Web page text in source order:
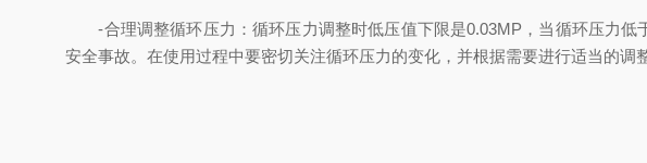
-合理调整循环压力：循环压力调整时低压值下限是0.03MP，当循环压力低
安全事故。在使用过程中要密切关注循环压力的变化，并根据需要进行适当的调整